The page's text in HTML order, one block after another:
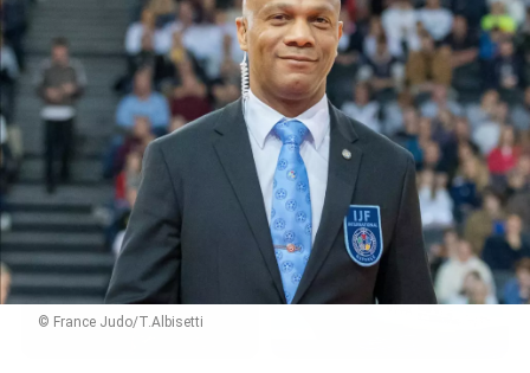
Grandes figures des Outre-mer : Jane et
Paulette Nardal, les sœurs martiniquaises au
cœur du mouvement de la négritude
le 09/08/2026
© France Judo/T.Albisetti